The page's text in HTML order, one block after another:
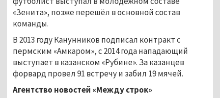
«Зенита», позже перешёл в основной состав
команды.
В 2013 году Канунников подписал контракт с
пермским «Амкаром», с 2014 года нападающий
выступает в казанском «Рубине». За казанцев
форвард провел 91 встречу и забил 19 мячей.
Агентство новостей «Между строк»